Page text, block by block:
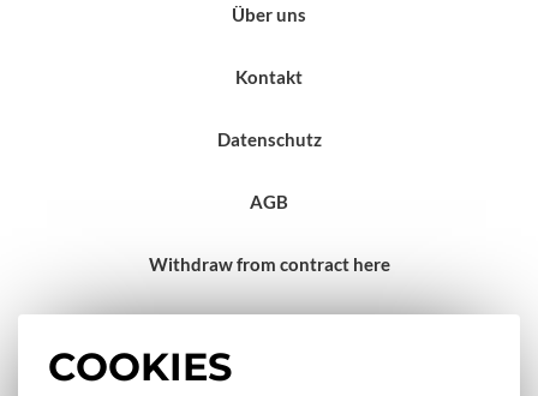
COOKIES
Über uns
Kontakt
Datenschutz
AGB
Withdraw from contract here